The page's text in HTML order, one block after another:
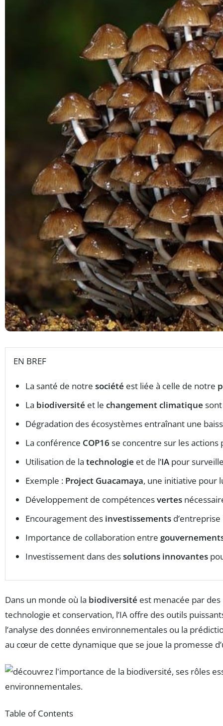
EN BREF
La santé de notre société est liée à celle de notre
La biodiversité et le changement climatique
Dégradation des écosystèmes entraînant une
La conférence COP16 se concentre sur les
Utilisation de la technologie et de l’IA pour
Exemple : Project Guacamaya, une initiative pour
Développement de compétencesvertes
Encouragement des investissements
Importance de collaboration entre
Investissement dans dessolutions innovantes
Dans un monde où la biodiversité est menacée par des
technologie et conservation, l’IA offre des outils
l’analyse des données environnementales ou la
au cœur de cette dynamique que se joue la promesse
Table of Contents